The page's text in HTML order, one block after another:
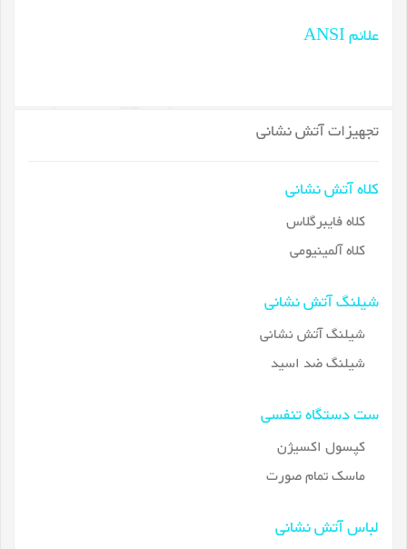
علائم ANSI
تجهیزات آتش نشانی
کلاه آتش نشانی
کلاه فایبرگلاس
کلاه آلمینیومی
شیلنگ آتش نشانی
شیلنگ آتش نشانی
شیلنگ ضد اسید
ست دستگاه تنفسی
کپسول اکسیژن
ماسک تمام صورت
لباس آتش نشانی